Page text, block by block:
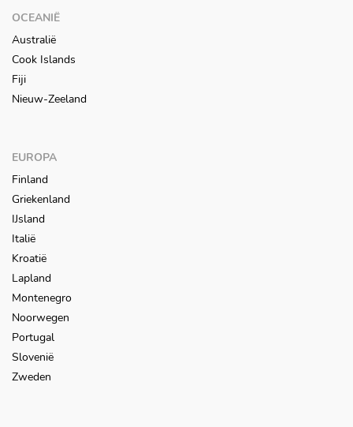
OCEANIË
Australië
Cook Islands
Fiji
Nieuw-Zeeland
EUROPA
Finland
Griekenland
IJsland
Italië
Kroatië
Lapland
Montenegro
Noorwegen
Portugal
Slovenië
Zweden